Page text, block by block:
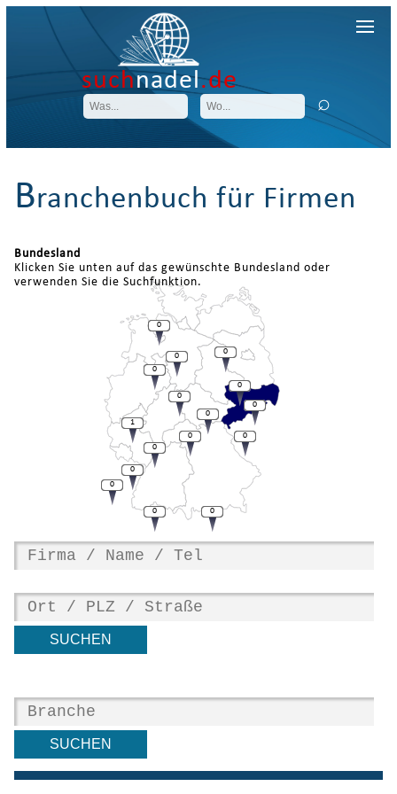
suchnadel.de
Branchenbuch für Firmen
Bundesland
Klicken Sie unten auf das gewünschte Bundesland oder
verwenden Sie die Suchfunktion.
0
0
1
0
0
0
0
0
0
0
0
0
0
0
0
0